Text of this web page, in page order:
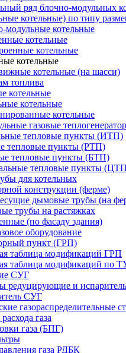
ряд блочно-модульных
котельные) по типу
модульные котельные
котельные
котельные
котельные
котельные (на шасси)
топлива
котельные
котельные
котельные
газовые
тепловые пункты (ИТП)
тепловые пункты (РТП)
тепловые пункты (БТП)
тепловые пункты
для котельных
конструкции (ферме)
дымовые трубы (на
трубы на растяжках
(по фасаду здания)
оборудование
пункт (ГРП)
таблица модификаций ГРП
таблица модификаций по
СУГ
редуцирующие и
СУГ
газораспределительные
газа
газа (БПГ)
газа РДБК